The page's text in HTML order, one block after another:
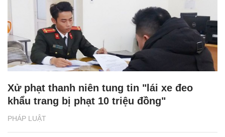
PHÁP LUẬT
Xử phạt thanh niên tung tin "lái xe đeo
khẩu trang bị phạt 10 triệu đồng"